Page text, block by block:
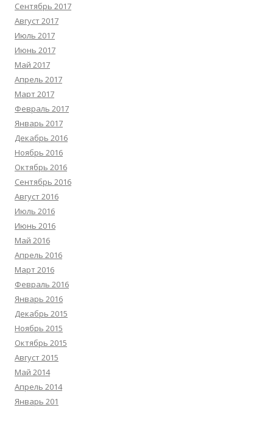
Сентябрь 2017
Август 2017
Июль 2017
Июнь 2017
Май 2017
Апрель 2017
Март 2017
Февраль 2017
Январь 2017
Декабрь 2016
Ноябрь 2016
Октябрь 2016
Сентябрь 2016
Август 2016
Июль 2016
Июнь 2016
Май 2016
Апрель 2016
Март 2016
Февраль 2016
Январь 2016
Декабрь 2015
Ноябрь 2015
Октябрь 2015
Август 2015
Май 2014
Апрель 2014
Январь 201